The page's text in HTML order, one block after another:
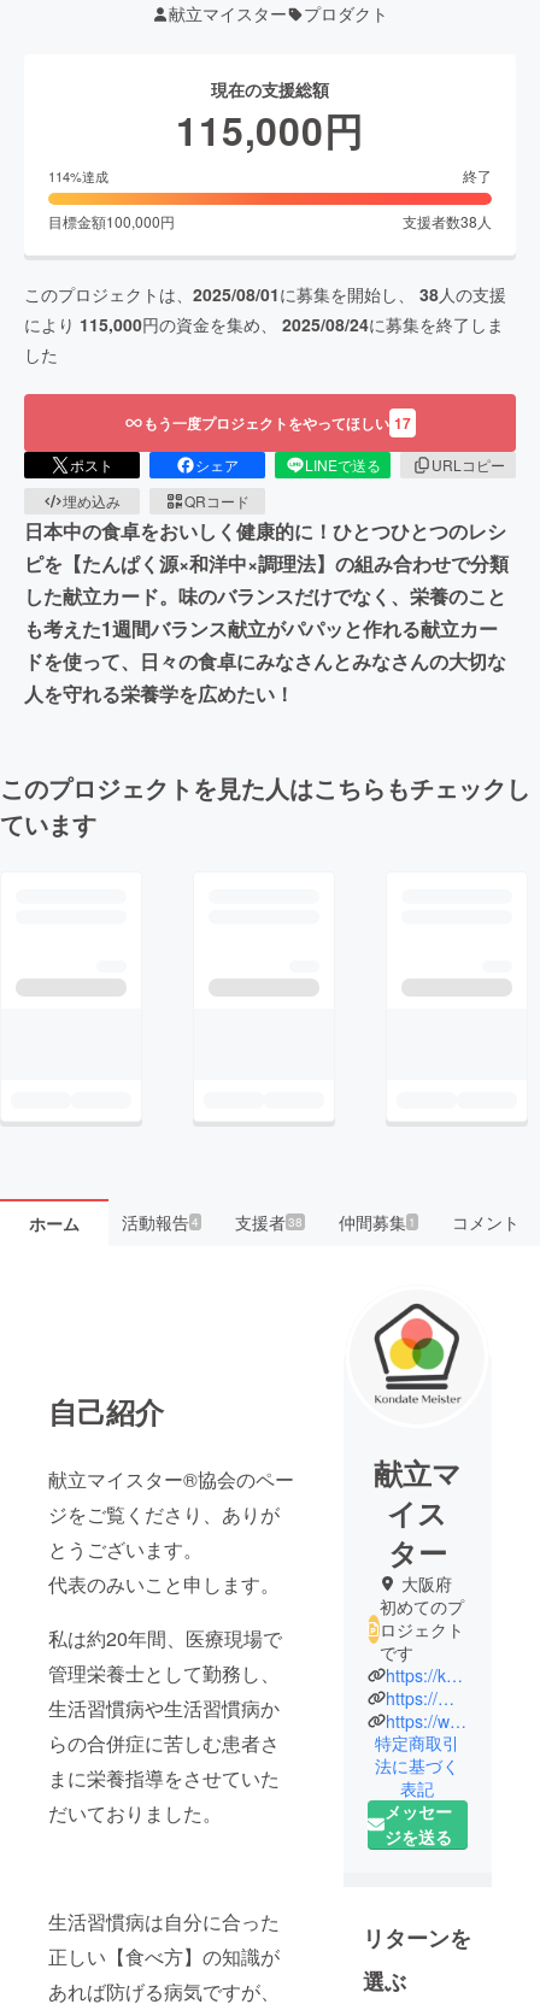
献立マイスター プロダクト
現在の支援総額
115,000円
114%達成 終了
目標金額100,000円 支援者数38 人
このプロジェクトは、 2025/08/01に募集を開始し、 38人の支援
により 115,000円の資金を集め、 2025/08/24に募集を終了しま
した
もう一度プロジェクトをやってほしい 17
ポスト シェア LINEで送る
URLコピー
埋め込み
QRコード
日本中の食卓をおいしく健康的に！ひとつひとつのレシ
ピを【たんぱく源×和洋中×調理法】の組み合わせで分類
した献立カード。味のバランスだけでなく、栄養のこと
も考えた1週間バランス献立がパパッと作れる献立カー
ドを使って、日々の食卓にみなさんとみなさんの大切な
人を守れる栄養学を広めたい！
このプロジェクトを見た人はこちらもチェックし
ています
ホーム 活動報告4 支援者38 仲間募集 1 コメント
自己紹介
献立マイスター®️協会のペー
ジをご覧くださり、ありが
とうございます。
代表のみいこと申します。
私は約20年間、医療現場で
管理栄養士として勤務し、
生活習慣病や生活習慣病か
らの合併症に苦しむ患者さ
まに栄養指導をさせていた
だいておりました。
生活習慣病は自分に合った
正しい【食べ方】の知識が
あれば防げる病気ですが、
献立マ
イス
ター
大阪府
初めてのプ
ロジェクト
です
https://kondate-meister.or.jp/
https://miekos-kitchen.com/
https://www.instagram.com/miekos_kitchen/
特定商取引
法に基づく
表記
メッセー
ジを送る
リターンを
選ぶ